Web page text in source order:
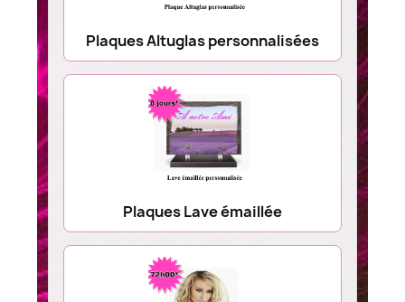
Plaques Altuglas personnalisées
Plaques Lave émaillée